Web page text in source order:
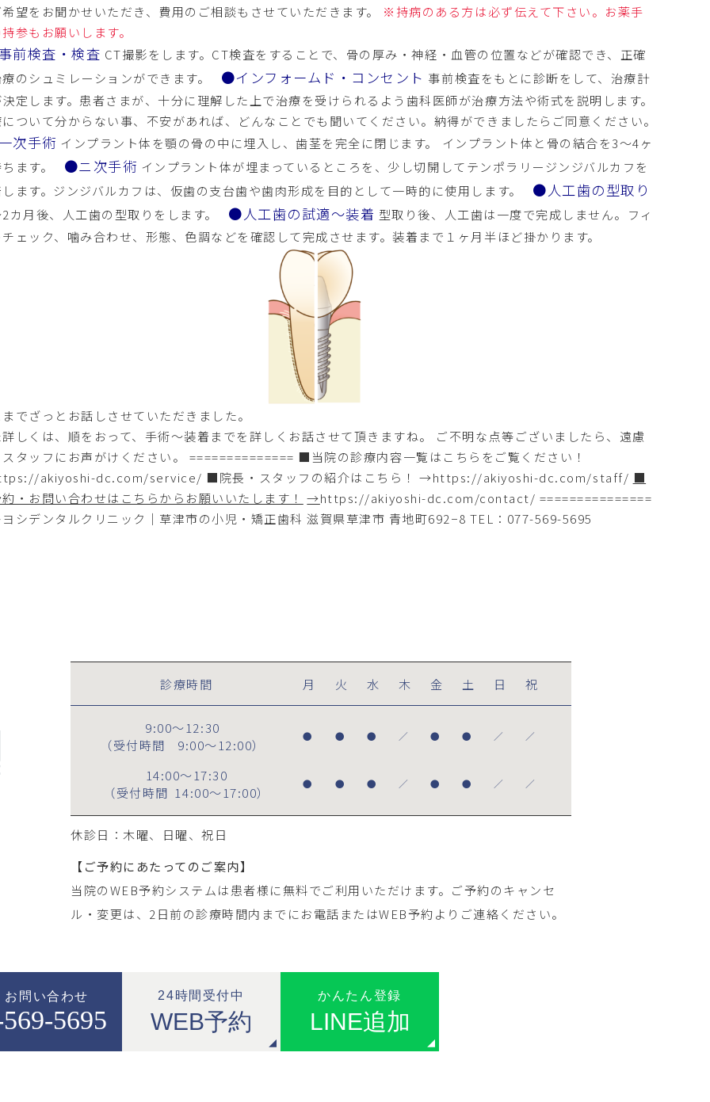
望をお聞かせいただき、費用のご相談もさせていただきます。 ※持病のある方は必ず伝えて下さい。お薬手
参もお願いします。
前検査・検査 CT撮影をします。CT検査をすることで、骨の厚み・神経・血管の位置などが確認でき、正確
療のシュミレーションができます。 ●インフォームド・コンセント 事前検査をもとに診断をして、治療計
定します。患者さまが、十分に理解した上で治療を受けられるよう歯科医師が治療方法や術式を説明します。
ついて分からない事、不安があれば、どんなことでも聞いてください。納得ができましたらご同意ください。
次手術 インプラント体を顎の骨の中に埋入し、歯茎を完全に閉じます。 インプラント体と骨の結合を3～4ヶ
ます。 ●ニ次手術 インプラント体が埋まっているところを、少し切開してテンポラリージンジバルカフを
ます。ジンジバルカフは、仮歯の支台歯や歯肉形成を目的として一時的に使用します。 ●人工歯の型取り
2カ月後、人工歯の型取りをします。 ●人工歯の試適～装着 型取り後、人工歯は一度で完成しません。フィ
チェック、噛み合わせ、形態、色調などを確認して完成させます。装着まで１ヶ月半ほど掛かります。
までざっとお話しさせていただきました。
詳しくは、順をおって、手術～装着までを詳しくお話させて頂きますね。 ご不明な点等ございましたら、遠慮
タッフにお声がけください。 ============== ■当院の診療内容一覧はこちらをご覧ください！
akiyoshi-dc.com/service/ ■院長・スタッフの紹介はこちら！ →https://akiyoshi-dc.com/staff/ ■
約・お問い合わせはこちらからお願いいたします！ →https://akiyoshi-dc.com/contact/ ===============
ヨシデンタルクリニック｜草津市の小児・矯正歯科 滋賀県草津市 青地町692−8 TEL：077-569-5695
診療時間 月 火 水 木 金 土 日 祝
9:00～12:30
（受付時間
9:00～12:00）
● ● ● ／ ● ● ／ ／
14:00～17:30
（受付時間 14:00～17:00）
● ● ● ／ ● ● ／ ／
休診日：木曜、日曜、祝日
【ご予約にあたってのご案内】
当院のWEB予約システムは患者様に無料でご利用いただけます。ご予約のキャンセ
ル・変更は、2日前の診療時間内までにお電話またはWEB予約よりご連絡ください。
お問い合わせ
5695
24時間受付中
WEB予約
かんたん登録
LINE追加